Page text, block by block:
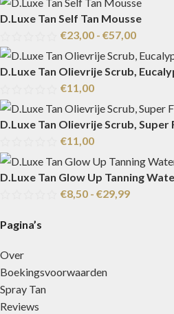
D.Luxe Tan Self Tan Mousse
€23,00 - €57,00
D.Luxe Tan Olievrije Scrub,
€11,00
D.Luxe Tan Olievrije Scrub, Super
€11,00
D.Luxe Tan Glow Up Tanning
€8,50 - €29,99
Pagina’s
Over
Boekingsvoorwaarden
Spray Tan
Reviews